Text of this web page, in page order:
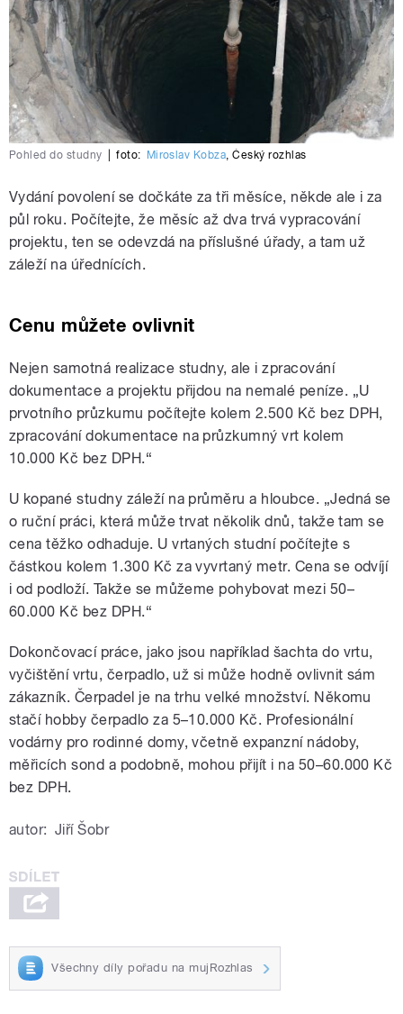
Pohled do studny foto: Miroslav Kobza ,Český rozhlas
Vydání povolení se dočkáte za tři měsíce, někde ale i za
půl roku. Počítejte, že měsíc až dva trvá vypracování
projektu, ten se odevzdá na příslušné úřady, a tam už
záleží na úřednících.
Cenu můžete ovlivnit
Nejen samotná realizace studny, ale i zpracování
dokumentace a projektu přijdou na nemalé peníze. „U
prvotního průzkumu počítejte kolem 2.500 Kč bez DPH,
zpracování dokumentace na průzkumný vrt kolem
10.000 Kč bez DPH.“
U kopané studny záleží na průměru a hloubce. „Jedná se
o ruční práci, která může trvat několik dnů, takže tam se
cena těžko odhaduje. U vrtaných studní počítejte s
částkou kolem 1.300 Kč za vyvrtaný metr. Cena se odvíjí
i od podloží. Takže se můžeme pohybovat mezi 50–
60.000 Kč bez DPH.“
Dokončovací práce, jako jsou například šachta do vrtu,
vyčištění vrtu, čerpadlo, už si může hodně ovlivnit sám
zákazník. Čerpadel je na trhu velké množství. Někomu
stačí hobby čerpadlo za 5–10.000 Kč. Profesionální
vodárny pro rodinné domy, včetně expanzní nádoby,
měřicích sond a podobně, mohou přijít i na 50–60.000 Kč
bez DPH.
autor: Jiří Šobr
Všechny díly pořadu na mujRozhlas